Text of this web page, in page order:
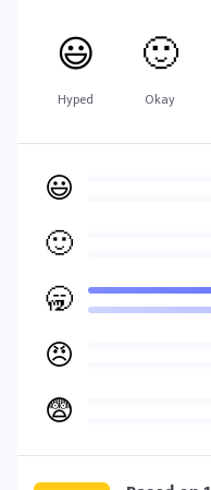
😃
Hyped
🙂
Okay
😃
🙂
🥱
😠
😨